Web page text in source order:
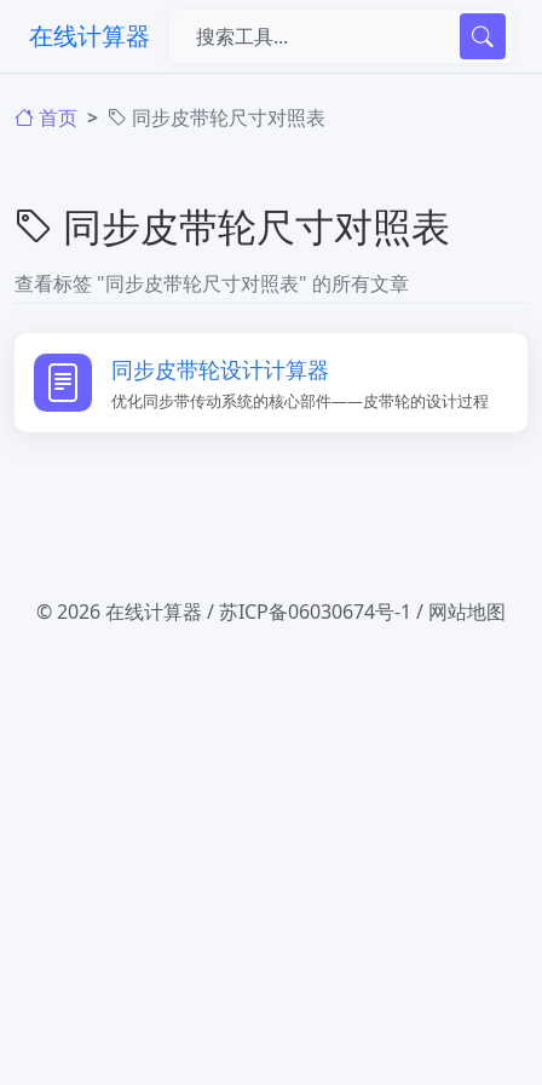
在线计算器
首页 同步皮带轮尺寸对照表
同步皮带轮尺寸对照表
查看标签 "同步皮带轮尺寸对照表" 的所有文章
同步皮带轮设计计算器
优化同步带传动系统的核心部件——皮带轮的设计过程
© 2026在线计算器 /苏ICP备06030674号-1 / 网站地图